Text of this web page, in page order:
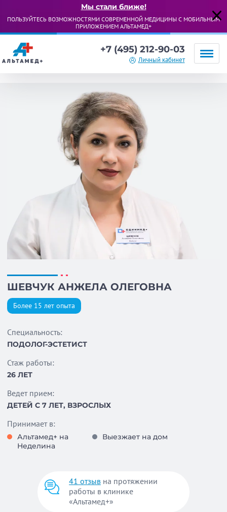
Мы стали ближе!
ПОЛЬЗУЙТЕСЬ ВОЗМОЖНОСТЯМИ СОВРЕМЕННОЙ МЕДИЦИНЫ С МОБИЛЬНЫМ
ПРИЛОЖЕНИЕМ АЛЬТАМЕД+
+7 (495) 212-90-03
Личный кабинет
ШЕВЧУК АНЖЕЛА ОЛЕГОВНА
Более 15 лет опыта
Специальность:
ПОДОЛОГ-ЭСТЕТИСТ
Стаж работы:
26 ЛЕТ
Ведет прием:
ДЕТЕЙ С 7 ЛЕТ, ВЗРОСЛЫХ
Принимает в:
Альтамед+ на
Неделина
Выезжает на дом
41 отзыв на протяжении
работы в клинике
«Альтамед+»